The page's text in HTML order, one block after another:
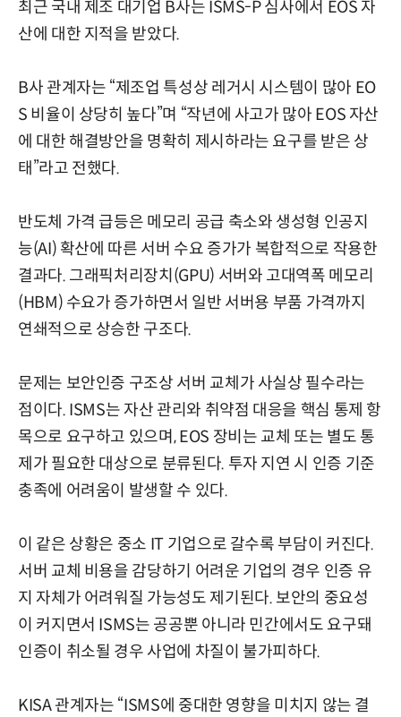
최근 국내 제조 대기업 B사는 ISMS-P 심사에서 EOS 자
산에 대한 지적을 받았다.
B사 관계자는 “제조업 특성상 레거시 시스템이 많아 EO
S 비율이 상당히 높다”며 “작년에 사고가 많아 EOS 자산
에 대한 해결방안을 명확히 제시하라는 요구를 받은 상
태”라고 전했다.
반도체 가격 급등은 메모리 공급 축소와 생성형 인공지
능(AI) 확산에 따른 서버 수요 증가가 복합적으로 작용한
결과다. 그래픽처리장치(GPU) 서버와 고대역폭 메모리
(HBM) 수요가 증가하면서 일반 서버용 부품 가격까지
연쇄적으로 상승한 구조다.
문제는 보안인증 구조상 서버 교체가 사실상 필수라는
점이다. ISMS는 자산 관리와 취약점 대응을 핵심 통제 항
목으로 요구하고 있으며, EOS 장비는 교체 또는 별도 통
제가 필요한 대상으로 분류된다. 투자 지연 시 인증 기준
충족에 어려움이 발생할 수 있다.
이 같은 상황은 중소 IT 기업으로 갈수록 부담이 커진다.
서버 교체 비용을 감당하기 어려운 기업의 경우 인증 유
지 자체가 어려워질 가능성도 제기된다. 보안의 중요성
이 커지면서 ISMS는 공공뿐 아니라 민간에서도 요구돼
인증이 취소될 경우 사업에 차질이 불가피하다.
KISA 관계자는 “ISMS에 중대한 영향을 미치지 않는 결